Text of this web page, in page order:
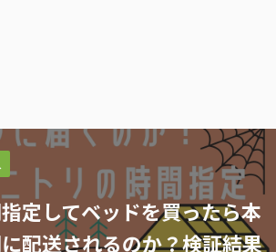
定してベッドを買ったら本
配送されるのか？検証結果